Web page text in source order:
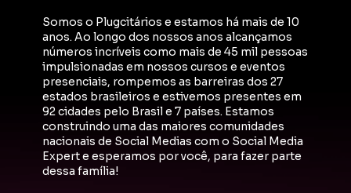
Somos o Plugcitários e estamos há mais de 10
anos. Ao longo dos nossos anos alcançamos
números incríveis como mais de 45 mil pessoas
impulsionadas em nossos cursos e eventos
presenciais, rompemos as barreiras dos 27
estados brasileiros e estivemos presentes em
92 cidades pelo Brasil e 7 países. Estamos
construindo uma das maiores comunidades
nacionais de Social Medias com o Social Media
Expert e esperamos por você, para fazer parte
dessa família!